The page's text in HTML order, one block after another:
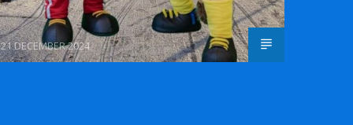
21 DECEMBER 2024